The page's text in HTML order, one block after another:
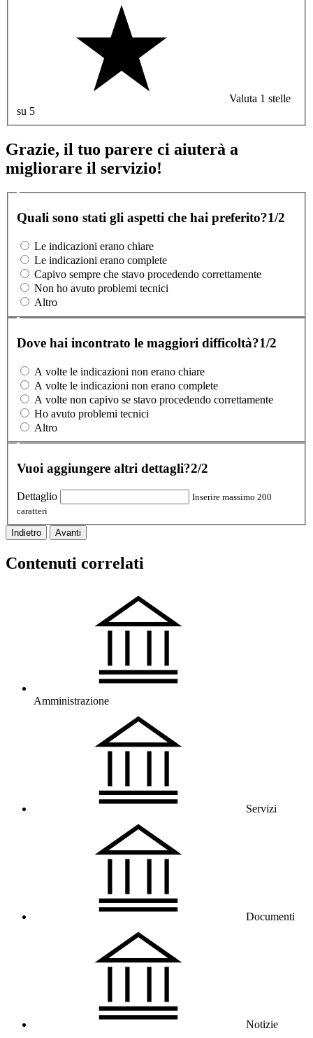
Valuta 1 stelle
su 5
Grazie, il tuo parere ci aiuterà a
migliorare il servizio!
Quali sono stati gli aspetti che hai preferito?1/2
Le indicazioni erano chiare
Le indicazioni erano complete
Capivo sempre che stavo procedendo correttamente
Non ho avuto problemi tecnici
Altro
Dove hai incontrato le maggiori difficoltà?1/2
A volte le indicazioni non erano chiare
A volte le indicazioni non erano complete
A volte non capivo se stavo procedendo correttamente
Ho avuto problemi tecnici
Altro
Vuoi aggiungere altri dettagli?2/2
Dettaglio
Inserire massimo 200
caratteri
Indietro Avanti
Contenuti correlati
Amministrazione
Servizi
Documenti
Notizie